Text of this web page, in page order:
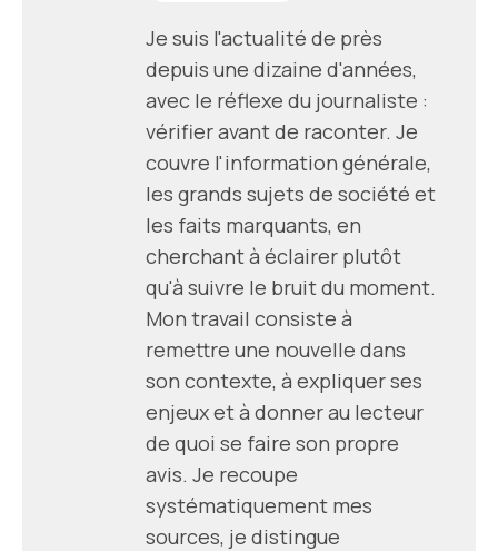
Je suis l'actualité de près
depuis une dizaine d'années,
avec le réflexe du journaliste :
vérifier avant de raconter. Je
couvre l'information générale,
les grands sujets de société et
les faits marquants, en
cherchant à éclairer plutôt
qu'à suivre le bruit du moment.
Mon travail consiste à
remettre une nouvelle dans
son contexte, à expliquer ses
enjeux et à donner au lecteur
de quoi se faire son propre
avis. Je recoupe
systématiquement mes
sources, je distingue